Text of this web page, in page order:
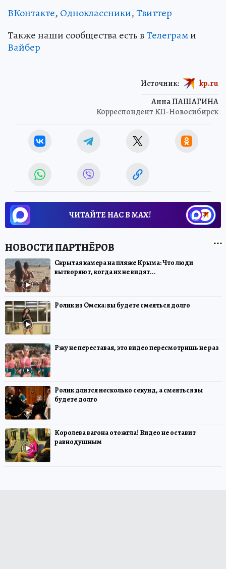
ВКонтакте, Одноклассники,Твиттер
Также наши сообщества есть вТелеграми
Вайбер
Анна ПАШАГИНА
Корреспондент КП-Новосибирск
Источник: kp.ru
ЧИТАЙТЕ НАС В МАХ!
Скрытая камера на пляже Крыма: Что люди
вытворяют, когда их не видят...
Ролик из Омска: вы будете смеяться долго
Ржу не переставая, это видео пересмотришь не раз
Ролик длится несколько секунд, а смеяться вы
будете долго
Королева вагона отожгла! Видео не оставит
равнодушным